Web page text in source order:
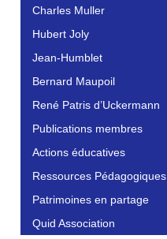
Charles Muller
Hubert Joly
Jean-Humblet
Bernard Maupoil
René Patris d’Uckermann
Publications membres
Actions éducatives
Ressources Pédagogiques
Patrimoines en partage
Quid Association